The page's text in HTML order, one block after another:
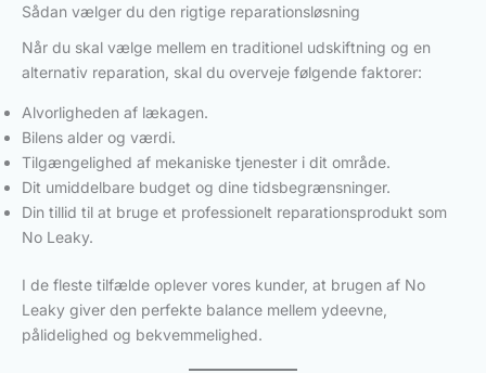
Sådan vælger du den rigtige reparationsløsning
Når du skal vælge mellem en traditionel udskiftning og en
alternativ reparation, skal du overveje følgende faktorer:
Alvorligheden af lækagen.
Bilens alder og værdi.
Tilgængelighed af mekaniske tjenester i dit område.
Dit umiddelbare budget og dine tidsbegrænsninger.
Din tillid til at bruge et professionelt reparationsprodukt som
No Leaky.
I de fleste tilfælde oplever vores kunder, at brugen af No
Leaky giver den perfekte balance mellem ydeevne,
pålidelighed og bekvemmelighed.